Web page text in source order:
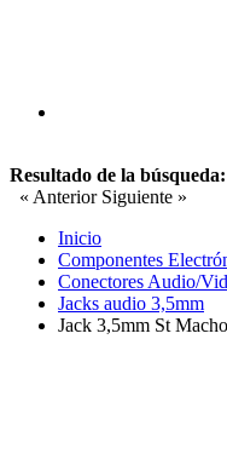
Resultado de la búsqueda:
« Anterior Siguiente »
Inicio
Componentes
Conectores Audio/
Jacks audio 3,5mm
Jack 3,5mm St